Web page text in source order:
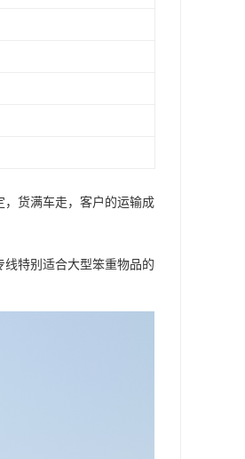
货满车走，客户的运输成
特别适合大型笨重物品的